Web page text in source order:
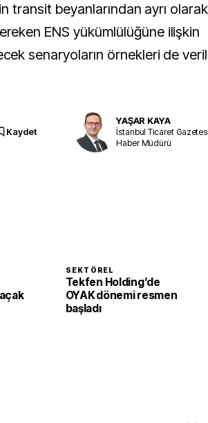
transit beyanlarından ayrı olarak
ENS yükümlülüğüne ilişkin
senaryoların örnekleri de
Kaydet
YAŞAR KAYA
İstanbul Ticaret
Haber Müdürü
SEKTÖREL
Tekfen Holding’de
OYAK dönemi resmen
başladı